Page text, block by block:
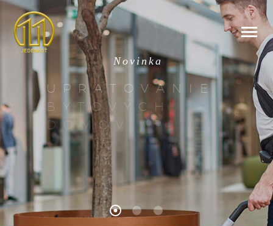
Nov inka
U P RAT O VA N IE
B YTOV Ý C H
D
OMO
S
VYSÁV NÍ M